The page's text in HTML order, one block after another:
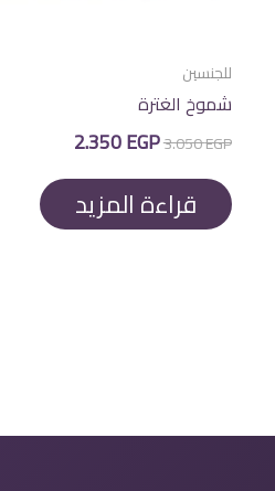
للجنسين
شموخ الغترة
3.050EGP السعر
الأصلي
هو:
3.050 EGP.
2.350EGP
هو:
2.350 EGP. قراءة المزيد